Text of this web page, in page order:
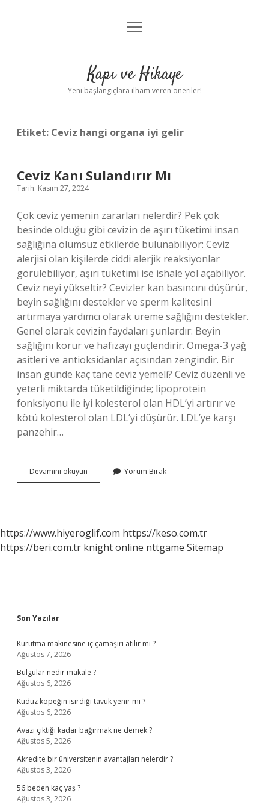
Anasayfa
Yasal Uyarı
menüyü
Kapı ve Hikaye
Yeni başlangıçlara ilham veren öneriler!
Etiket: Ceviz hangi organa iyi gelir
Ceviz Kanı Sulandırır Mı
Tarih: Kasım 27, 2024
Çok ceviz yemenin zararları nelerdir? Pek çok
besinde olduğu gibi cevizin de aşırı tüketimi insan
sağlığına olumsuz etkilerde bulunabiliyor: Ceviz
alerjisi olan kişilerde ciddi alerjik reaksiyonlar
görülebiliyor, aşırı tüketimi ise ishale yol açabiliyor.
Ceviz neyi yükseltir? Cevizler kan basıncını düşürür,
beyin sağlığını destekler ve sperm kalitesini
artırmaya yardımcı olarak üreme sağlığını destekler.
Genel olarak cevizin faydaları şunlardır: Beyin
sağlığını korur ve hafızayı güçlendirir. Omega-3 yağ
asitleri ve antioksidanlar açısından zengindir. Bir
insan günde kaç tane ceviz yemeli? Ceviz düzenli ve
yeterli miktarda tüketildiğinde; lipoprotein
fonksiyonu ile iyi kolesterol olan HDL’yi artırır ve
kötü kolesterol olan LDL’yi düşürür. LDL’ye karşı
panzehir…
Devamını okuyun
Kanı
Yorum Bırak
https://www.hiyeroglif.com https://keso.com.tr
https://beri.com.tr knight online nttgame Sitemap
Sidebar
Son Yazılar
Kurutma makinesine iç çamaşırı atılır mı ?
Ağustos 7, 2026
Bulgular nedir makale ?
Ağustos 6, 2026
Kuduz köpeğin ısırdığı tavuk yenir mi ?
Ağustos 6, 2026
Avazı çıktığı kadar bağırmak ne demek ?
Ağustos 5, 2026
Akredite bir üniversitenin avantajları nelerdir ?
Ağustos 3, 2026
56 beden kaç yaş ?
Ağustos 3, 2026